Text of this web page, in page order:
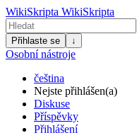
WikiSkripta WikiSkripta
Přihlaste se ↓
Osobní nástroje
čeština
Nejste přihlášen(a)
Diskuse
Příspěvky
Přihlášení